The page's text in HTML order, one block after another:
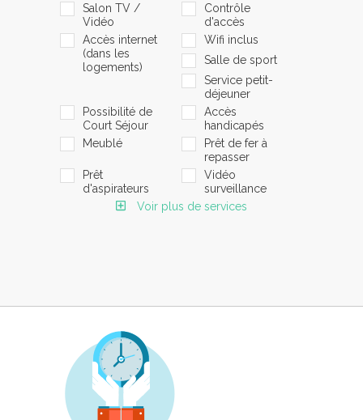
Salon TV /
Vidéo
Contrôle
d'accès
Accès internet
(dans les
logements)
Wifi inclus
Salle de sport
Service petit-
déjeuner
Possibilité de
Court Séjour
Accès
handicapés
Meublé
Prêt de fer à
repasser
Prêt
d'aspirateurs
Vidéo
surveillance
Voir plus de services